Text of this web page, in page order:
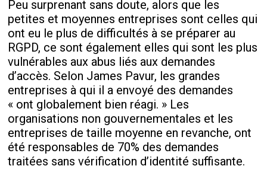
Peu surprenant sans doute, alors que les
petites et moyennes entreprises sont celles qui
ont eu le plus de difficultés à se préparer au
RGPD, ce sont également elles qui sont les plus
vulnérables aux abus liés aux demandes
d’accès. Selon James Pavur, les grandes
entreprises à qui il a envoyé des demandes
« ont globalement bien réagi. » Les
organisations non gouvernementales et les
entreprises de taille moyenne en revanche, ont
été responsables de 70% des demandes
traitées sans vérification d’identité suffisante.